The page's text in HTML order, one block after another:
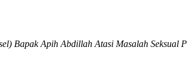
Bapak Apih Abdillah Atasi Masalah Seksual